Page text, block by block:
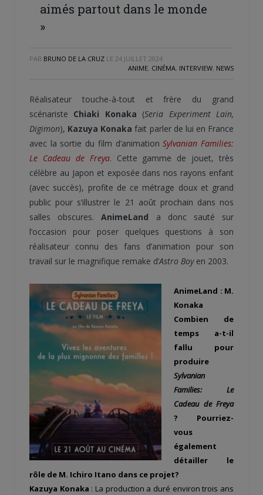
aimés partout dans le monde
»
PAR BRUNO DE LA CRUZ LE 24 JUILLET 2024
ANIME, CINÉMA, INTERVIEW, NEWS
Réalisateur touche-à-tout et frère du grand
scénariste Chiaki Konaka (Seria Experiment Lain,
Digimon), Kazuya Konaka fait parler de lui en France
avec la sortie du film d’animationSylvanian Families:
Le Cadeau de Freya. Cette gamme de jouet, très
célèbre au Japon et exposée dans nos rayons enfant
(avec succès), profite de ce métrage doux et grand
public pour s’illustrer le 21 août prochain dans nos
salles obscures.AnimeLand a donc sauté sur
l’occasion pour poser quelques questions à son
réalisateur connu des fans d’animation pour son
travail sur le magnifique remake d’Astro Boyen 2003.
AnimeLand : M.
Konaka
Combien de
temps a-t-il
fallu pour
produire
Sylvanian
Families: Le
Cadeau de Freya
? Pourriez-
vous
également
détailler le
rôle de M. Ichiro Itano dans ce projet?
Kazuya Konaka : La production a duré environ trois ans